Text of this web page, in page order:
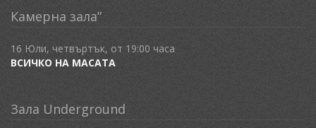
Камерна зала”
16 Юли, четвъртък, от 19:00 часа
ВСИЧКО НА МАСАТА
Зала Underground